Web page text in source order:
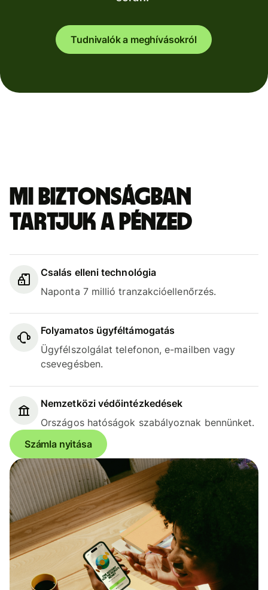
Tudnivalók a meghívásokról
Mi biztonságban
tartjuk a pénzed
Csalás elleni technológia
Naponta 7 millió tranzakcióellenőrzés.
Folyamatos ügyféltámogatás
Ügyfélszolgálat telefonon, e-mailben vagy
csevegésben.
Nemzetközi védőintézkedések
Országos hatóságok szabályoznak bennünket.
Számla nyitása